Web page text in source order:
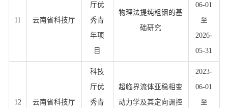
11 云南省科技厅
厅优
秀青
年项
目
物理法提纯粗铟的基
础研究
06-01
至
2026-
05-31
12 云南省科技厅
科技
厅优
秀青
超临界流体亚稳相变
动力学及其定向调控
2023-
06-01
至